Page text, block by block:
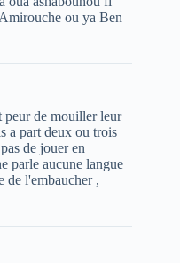
ou ya Ben
peur de mouiller leur
a part deux ou trois
de jouer en
parle aucune langue
de l'embaucher ,